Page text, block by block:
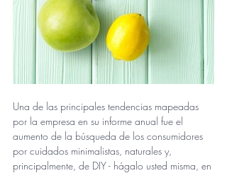
Una de las principales tendencias mapeadas
por la empresa en su informe anual fue el
aumento de la búsqueda de los consumidores
por cuidados minimalistas, naturales y,
principalmente, de DIY - hágalo usted misma, en